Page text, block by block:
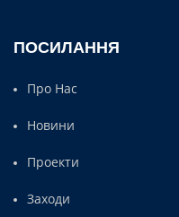
ПОСИЛАННЯ
Про Нас
Новини
Проекти
Заходи